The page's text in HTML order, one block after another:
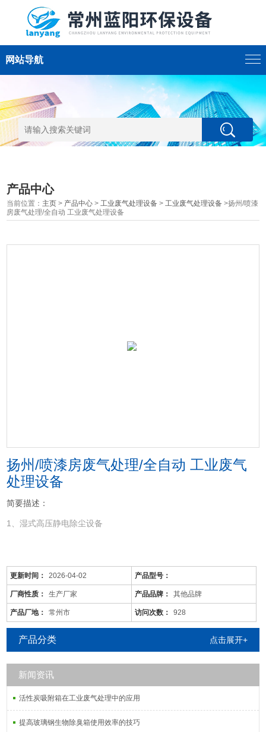
网站导航
产品中心
当前位置： 主页 > 产品中心 >工业废气处理设备 >工业废气处理设备 >扬州/喷漆
房废气处理/全自动 工业废气处理设备
扬州/喷漆房废气处理/全自动 工业废气
处理设备
简要描述：
1、湿式高压静电除尘设备
是针对废气及粉尘的一款环保设备。它是利用电力将气体中的粉尘离
子分离出来的除尘设备。有性能稳定、除尘效果好等特点，需要经过
荷电、收集、清灰三个阶段，直流高压电使阴极线附近的空间气体电
离，粉尘等颗粒和点后在电场力作用下移动并沉积在集尘阳极表面，
更新时间： 2026-04-02 产品型号：
厂商性质： 生产厂家 产品品牌： 其他品牌
产品厂地： 常州市 访问次数： 928
产品分类 点击展开+
新闻资讯
活性炭吸附箱在工业废气处理中的应用
提高玻璃钢生物除臭箱使用效率的技巧